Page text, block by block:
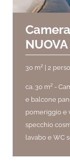
30 m² | 2
ca. 30 m² -
e balcone
pomeriggio e
specchio
lavabo e WC